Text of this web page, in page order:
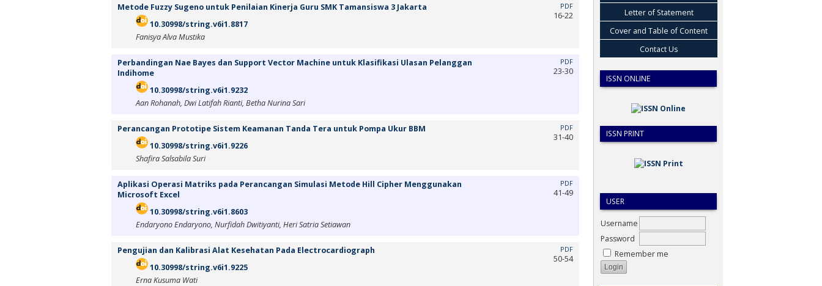
Letter of Statement
Cover and Table of Content
Contact Us
ISSN ONLINE
ISSN PRINT
USER
Username
Password
Remember me
Metode Fuzzy Sugeno untuk Penilaian Kinerja Guru SMK Tamansiswa 3 Jakarta
10.30998/string.v6i1.8817
Fanisya Alva Mustika
PDF
16-22
Perbandingan Nae Bayes dan Support Vector Machine untuk Klasifikasi Ulasan Pelanggan
Indihome
10.30998/string.v6i1.9232
Aan Rohanah, Dwi Latifah Rianti, Betha Nurina Sari
PDF
23-30
Perancangan Prototipe Sistem Keamanan Tanda Tera untuk Pompa Ukur BBM
10.30998/string.v6i1.9226
Shafira Salsabila Suri
PDF
31-40
Aplikasi Operasi Matriks pada Perancangan Simulasi Metode Hill Cipher Menggunakan
Microsoft Excel
10.30998/string.v6i1.8603
Endaryono Endaryono, Nurfidah Dwitiyanti, Heri Satria Setiawan
PDF
41-49
Pengujian dan Kalibrasi Alat Kesehatan Pada Electrocardiograph
10.30998/string.v6i1.9225
Erna Kusuma Wati
PDF
50-54